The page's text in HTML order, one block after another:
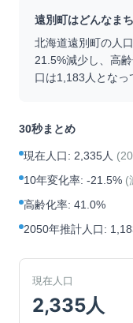
遠別町はどんなま
北海道遠別町の人
21.5%減少し、高
口は1,183 人となっ
30秒まとめ
現在人口: 2,335人 (
10年変化率: -21.5% (
高齢化率: 41.0%
2050年推計人口:
現在人口
2,335人